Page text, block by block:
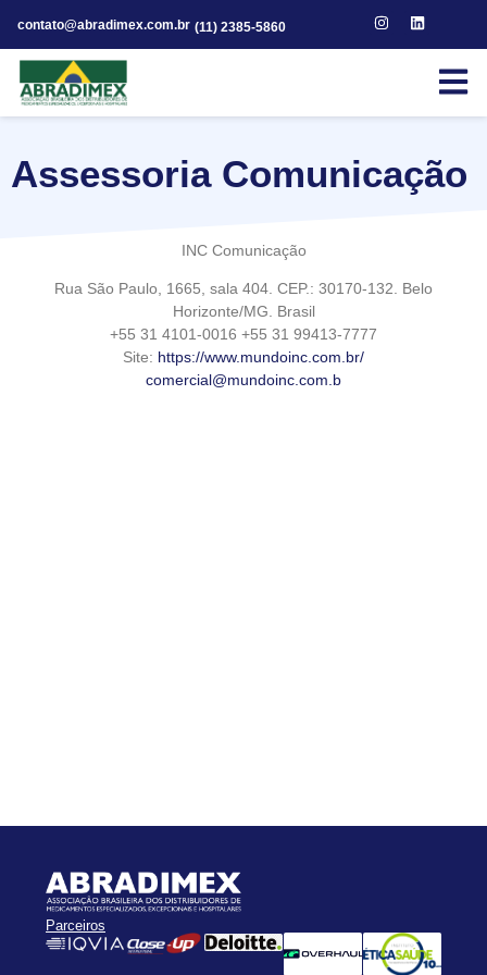
contato@abradimex.com.br (11) 2385-5860
Assessoria Comunicação
INC Comunicação
Rua São Paulo, 1665, sala 404. CEP.: 30170-132. Belo
Horizonte/MG. Brasil
+55 31 4101-0016 +55 31 99413-7777
Site: https://www.mundoinc.com.br/
comercial@mundoinc.com.b
Parceiros